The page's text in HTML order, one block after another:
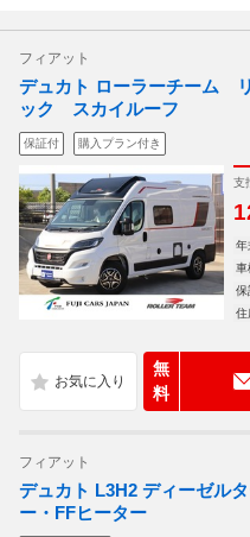
フィアット
デュカト ローラーチーム
ック スカイルーフ
保証付 購入プラン付き
支
年
車
保
住
無
料
フィアット
デュカト L3H2 ディーゼル
ー・FFヒーター